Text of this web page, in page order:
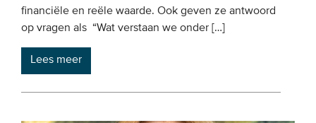
financiële en reële waarde. Ook geven ze antwoord
op vragen als “Wat verstaan we onder […]
Lees meer